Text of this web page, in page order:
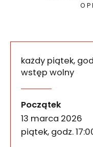
każdy piątek,
wstęp wolny
Zapraszamy na
Początek
13 marca 2026
piątek, godz.